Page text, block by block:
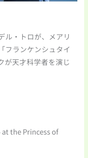
ル・トロが、メアリ
フランケンシュタイ
が天才科学者を演じ
at the Princess of